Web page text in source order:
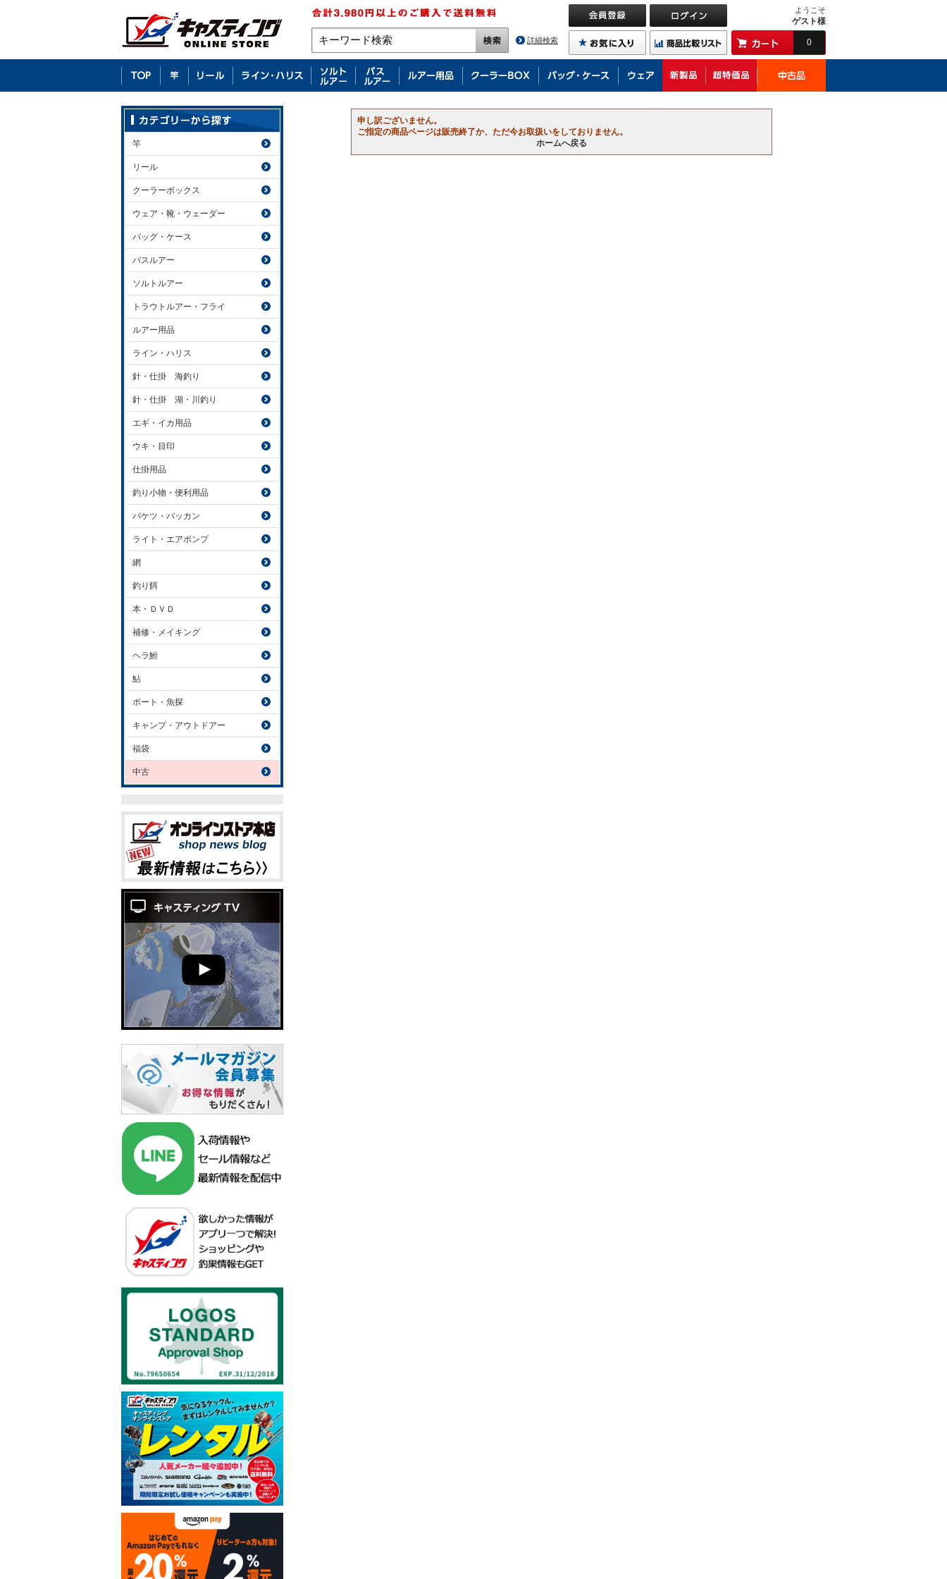
詳細検索
ようこそ
ゲスト様
0
申し訳ございません。
ご指定の商品ページは販売終了か、ただ今お取扱いをしておりません。
ホームへ戻る
竿
リール
クーラーボックス
ウェア・靴・ウェーダー
バッグ・ケース
バスルアー
ソルトルアー
トラウトルアー・フライ
ルアー用品
ライン・ハリス
針・仕掛 海釣り
針・仕掛 湖・川釣り
エギ・イカ用品
ウキ・目印
仕掛用品
釣り小物・便利用品
バケツ・バッカン
ライト・エアポンプ
網
釣り餌
本・ＤＶＤ
補修・メイキング
ヘラ鮒
鮎
ボート・魚探
キャンプ・アウトドアー
福袋
中古